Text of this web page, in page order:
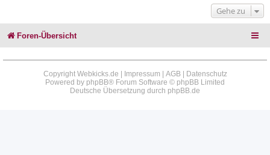
Gehe zu
Foren-Übersicht
Copyright Webkicks.de | Impressum AGB|
Datenschutz
Powered by phpBB® Forum Software © phpBB Limited
Deutsche Übersetzung durch phpBB.de